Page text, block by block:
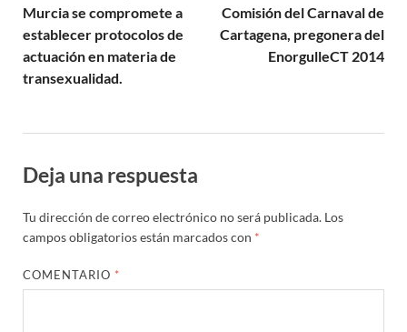
Murcia se compromete a
establecer protocolos de
actuación en materia de
transexualidad.
Comisión del Carnaval de
Cartagena, pregonera del
EnorgulleCT 2014
Deja una respuesta
Tu dirección de correo electrónico no será publicada. Los
campos obligatorios están marcados con *
COMENTARIO *